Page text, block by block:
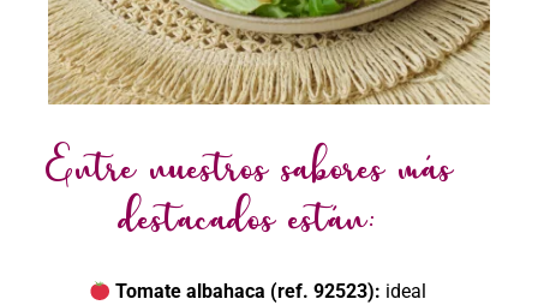
Entre nuestros sabores más
destacados están:
Tomate albahaca (ref. 92523): ideal